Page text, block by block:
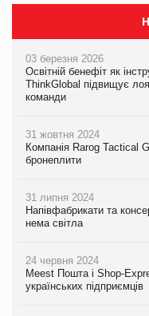
03 березня 2026
Освітній бенефіт як
ThinkGlobal підвищує
команди
31 жовтня 2024
Компанія Rarog Tactical
бронеплити
31 липня 2024
Напівфабрикати та
нема світла
24 червня 2024
Meest Пошта і Shop-
українських підприємців